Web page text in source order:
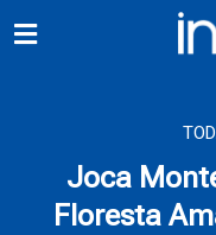
para
Joca
Floresta